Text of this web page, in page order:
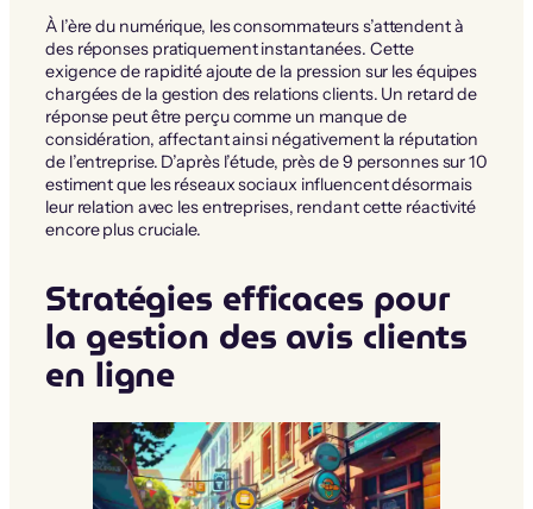
À l’ère du numérique, les consommateurs s’attendent à
des réponses pratiquement instantanées. Cette
exigence de rapidité ajoute de la pression sur les équipes
chargées de la gestion des relations clients. Un retard de
réponse peut être perçu comme un manque de
considération, affectant ainsi négativement la réputation
de l’entreprise. D’après l’étude, près de 9 personnes sur 10
estiment que les réseaux sociaux influencent désormais
leur relation avec les entreprises, rendant cette réactivité
encore plus cruciale.
Stratégies efficaces pour
la gestion des avis clients
en ligne